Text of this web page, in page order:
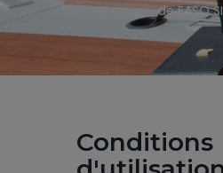
de FASO
Conditions